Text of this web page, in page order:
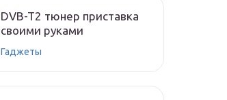
DVB-T2 тюнер приставка
своими руками
Гаджеты